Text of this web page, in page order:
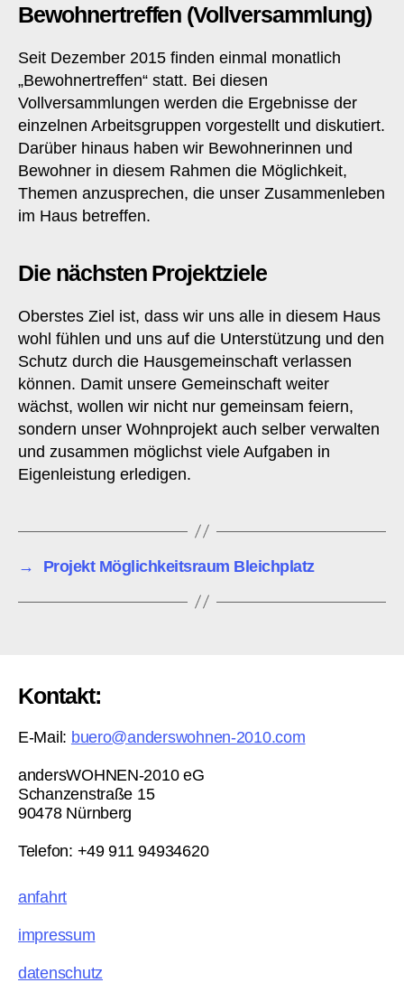
Bewohnertreffen (Vollversammlung)
Seit Dezember 2015 finden einmal monatlich
„Bewohnertreffen“ statt. Bei diesen
Vollversammlungen werden die Ergebnisse der
einzelnen Arbeitsgruppen vorgestellt und diskutiert.
Darüber hinaus haben wir Bewohnerinnen und
Bewohner in diesem Rahmen die Möglichkeit,
Themen anzusprechen, die unser Zusammenleben
im Haus betreffen.
Die nächsten Projektziele
Oberstes Ziel ist, dass wir uns alle in diesem Haus
wohl fühlen und uns auf die Unterstützung und den
Schutz durch die Hausgemeinschaft verlassen
können. Damit unsere Gemeinschaft weiter
wächst, wollen wir nicht nur gemeinsam feiern,
sondern unser Wohnprojekt auch selber verwalten
und zusammen möglichst viele Aufgaben in
Eigenleistung erledigen.
→ Projekt Möglichkeitsraum Bleichplatz
Kontakt:
E-Mail: buero@anderswohnen-2010.com
andersWOHNEN-2010 eG
Schanzenstraße 15
90478 Nürnberg
Telefon: +49 911 94934620
anfahrt
impressum
datenschutz